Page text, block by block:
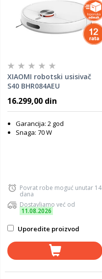
XIAOMI robotski usisivač
S40 BHR084AEU
16.299,00 din
Garancija: 2 god
Snaga: 70 W
Povrat robe moguć unutar 14
dana
Dostavljamo već od
11.08.2026
Uporedite proizvod